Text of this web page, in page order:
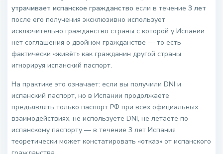
утрачивает испанское гражданство если в течение3 лет
после его получения эксклюзивно использует
исключительно гражданство страны с которой у Испании
нет соглашения о двойном гражданстве — то есть
фактически «живёт» как гражданин другой страны
игнорируя испанский паспорт.
На практике это означает: если вы получили DNI и
испанский паспорт, но в Испании продолжаете
предъявлять только паспорт РФ при всех официальных
взаимодействиях, не используете DNI, не летаете по
испанскому паспорту — в течение 3 лет Испания
теоретически может констатировать «отказ» от испанского